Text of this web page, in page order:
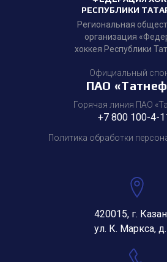
РЕСПУБЛИКИ
Региональная
организация
хоккея Республики
Официальный
ПАО
Горячая линия ПАО
+7 800 100-4-
Политика обработки
420015, г.
ул. К. Маркса, д.